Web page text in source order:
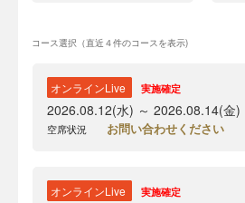
コース選択（直近４件のコースを表示)
オンラインLive 実施確定
2026.08.12(水) ～ 2026.08.14(金)
空席状況 お問い合わせください
オンラインLive 実施確定